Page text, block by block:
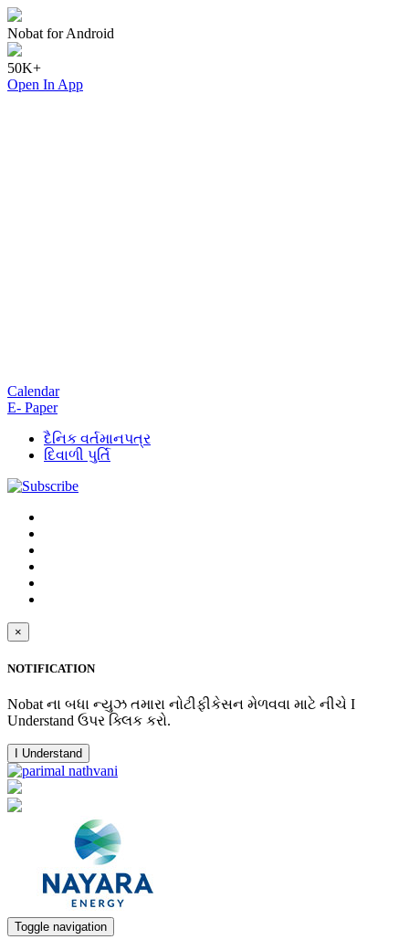
Nobat for Android
50K+
Open In App
Calendar
E- Paper
દૈનિક વર્તમાનપત્ર
દિવાળી પુર્તિ
×
NOTIFICATION
Nobat ના બધા ન્યુઝ તમારા નોટીફીકેસન મેળવવા માટે નીચે I
Understand ઉપર ક્લિક કરો.
I Understand
Toggle navigation